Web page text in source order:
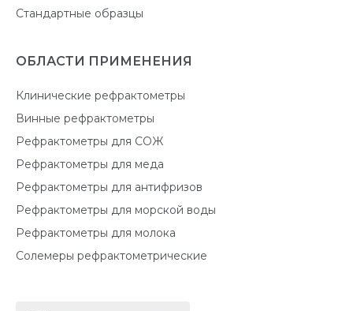
Стандартные образцы
ОБЛАСТИ ПРИМЕНЕНИЯ
Клинические рефрактометры
Винные рефрактометры
Рефрактометры для СОЖ
Рефрактометры для меда
Рефрактометры для антифризов
Рефрактометры для морской воды
Рефрактометры для молока
Солемеры рефрактометрические